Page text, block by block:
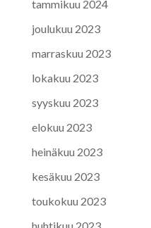
tammikuu 2024
joulukuu 2023
marraskuu 2023
lokakuu 2023
syyskuu 2023
elokuu 2023
heinäkuu 2023
kesäkuu 2023
toukokuu 2023